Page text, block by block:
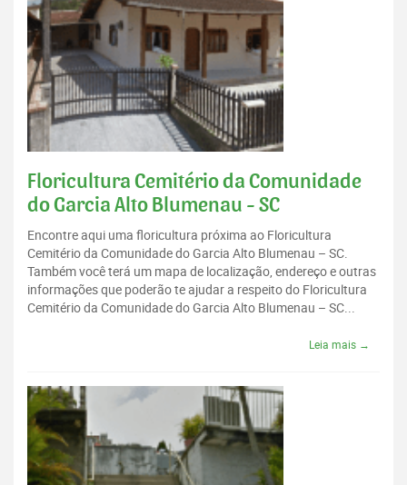
Floricultura Cemitério da Comunidade
do Garcia Alto Blumenau - SC
Encontre aqui uma floricultura próxima ao Floricultura
Cemitério da Comunidade do Garcia Alto Blumenau – SC.
Também você terá um mapa de localização, endereço e outras
informações que poderão te ajudar a respeito do Floricultura
Cemitério da Comunidade do Garcia Alto Blumenau – SC...
Leia mais →